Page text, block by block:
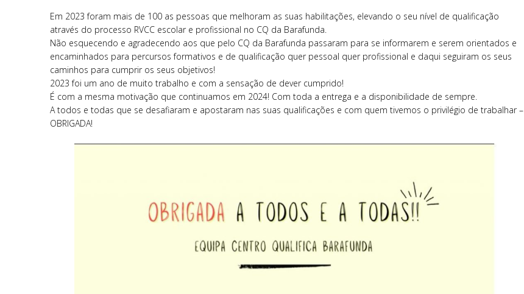
Em 2023 foram mais de 100 as pessoas que melhoram as suas habilitações, elevando o seu nível de qualificação
através do processo RVCC escolar e profissional no CQ da Barafunda.
Não esquecendo e agradecendo aos que pelo CQ da Barafunda passaram para se informarem e serem orientados e
encaminhados para percursos formativos e de qualificação quer pessoal quer profissional e daqui seguiram os seus
caminhos para cumprir os seus objetivos!
2023 foi um ano de muito trabalho e com a sensação de dever cumprido!
É com a mesma motivação que continuamos em 2024! Com toda a entrega e a disponibilidade de sempre.
A todos e todas que se desafiaram e apostaram nas suas qualificações e com quem tivemos o privilégio de trabalhar –
OBRIGADA!